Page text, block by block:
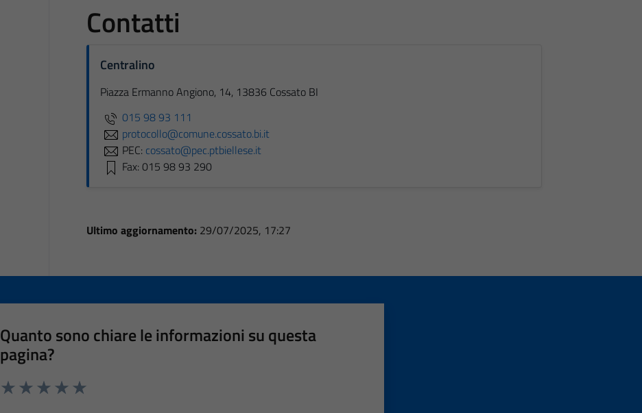
Contatti
Centralino
Piazza Ermanno Angiono, 14, 13836 Cossato BI
015 98 93 111
protocollo@comune.cossato.bi.it
PEC: cossato@pec.ptbiellese.it
Fax: 015 98 93 290
Ultimo aggiornamento: 29/07/2025, 17:27
Quanto sono chiare le informazioni su questa
pagina?